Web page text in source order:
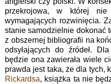
przekrojowa, w której nie
wymagających rozwinięcia.
stanie samodzielnie dokonać
z obszernej bibliografii na
odsyłających do źródeł.
będzie ona zawierała wiele
prawda jest taka, że dla tych,
Rickardsa, książka ta nie